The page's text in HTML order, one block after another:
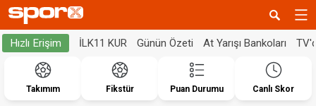
Hızlı Erişim İLK11 KUR Günün Özeti At Yarışı Bankoları
Takımım Fikstür Puan Durumu Canlı Skor